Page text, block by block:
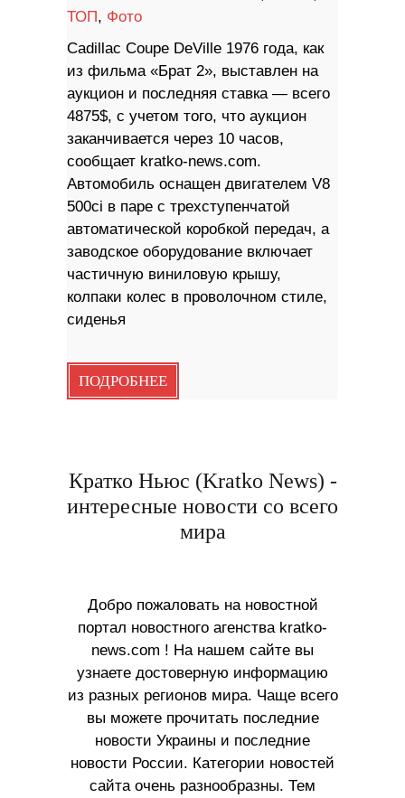
ТОП, Фото
Cadillac Coupe DeVille 1976 года, как
из фильма «Брат 2», выставлен на
аукцион и последняя ставка — всего
4875$, с учетом того, что аукцион
заканчивается через 10 часов,
сообщает kratko-news.com.
Автомобиль оснащен двигателем V8
500ci в паре с трехступенчатой ​​
автоматической коробкой передач, а
заводское оборудование включает
частичную виниловую крышу,
колпаки колес в проволочном стиле,
сиденья
ПОДРОБНЕЕ
Кратко Ньюс (Kratko News) -
интересные новости со всего
мира
Добро пожаловать на новостной
портал новостного агенства kratko-
news.com ! На нашем сайте вы
узнаете достоверную информацию
из разных регионов мира. Чаще всего
вы можете прочитать последние
новости Украины и последние
новости России. Категории новостей
сайта очень разнообразны. Тем